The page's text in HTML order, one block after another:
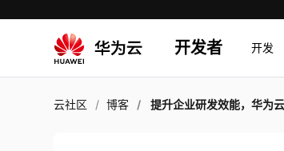
开发者 开发
云社区 博客 提升企业研发效能，华为云助